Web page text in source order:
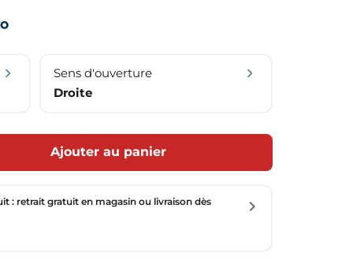
Sens d'ouverture
Droite
Ajouter au panier
: retrait gratuit en magasin ou livraison dès